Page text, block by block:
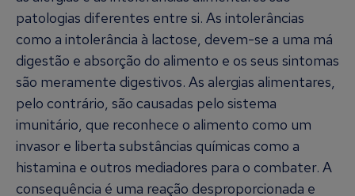
patologias diferentes entre si. As intolerâncias
como a intolerância à lactose, devem-se a uma má
digestão e absorção do alimento e os seus sintomas
são meramente digestivos. As alergias alimentares,
pelo contrário, são causadas pelo sistema
imunitário, que reconhece o alimento como um
invasor e liberta substâncias químicas como a
histamina e outros mediadores para o combater. A
consequência é uma reação desproporcionada e